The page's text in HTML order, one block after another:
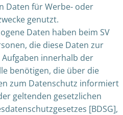
Daten für Werbe- oder
genutzt.
Daten haben beim SV
die diese Daten zur
innerhalb der
benötigen, die über die
zum Datenschutz informiert
geltenden gesetzlichen
[BDSG],